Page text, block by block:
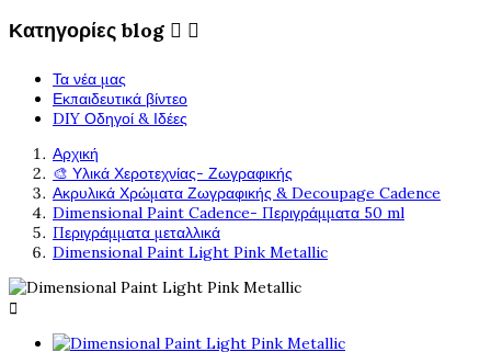
Κατηγορίες blog  
Τα νέα μας
Εκπαιδευτικά βίντεο
DIY Οδηγοί & Ιδέες
Αρχική
🎨 Υλικά Χεροτεχνίας- Ζωγραφικής
Ακρυλικά Χρώματα Ζωγραφικής & Decoupage Cadence
Dimensional Paint Cadence- Περιγράμματα 50 ml
Περιγράμματα μεταλλικά
Dimensional Paint Light Pink Metallic
